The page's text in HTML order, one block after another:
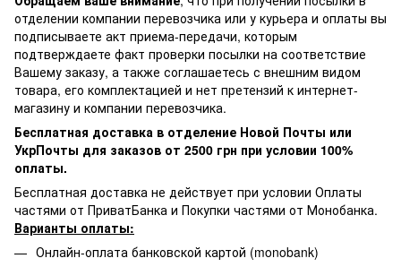
отделении компании перевозчика или у курьера и оплаты вы
подписываете акт приема-передачи, которым
подтверждаете факт проверки посылки на соответствие
Вашему заказу, а также соглашаетесь с внешним видом
товара, его комплектацией и нет претензий к интернет-
магазину и компании перевозчика.
Бесплатная доставка в отделение Новой Почты или
УкрПочты для заказов от 2500 грн при условии 100%
оплаты.
Бесплатная доставка не действует при условии Оплаты
частями от ПриватБанка и Покупки частями от Монобанка.
Варианты оплаты:
Онлайн-оплата банковской картой (monobank)